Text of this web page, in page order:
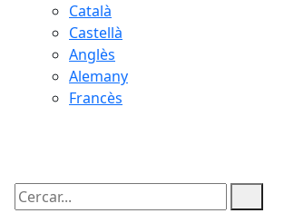
Català
Castellà
Anglès
Alemany
Francès
Cercar: